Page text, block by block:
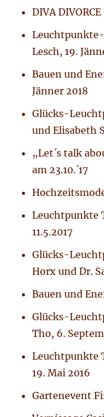
DIVA
Lesch, 19.
Bauen und
Jänner 2018
Glücks-
und Elisabeth
„Let´s talk
am 23.10.´17
Leuchtpunkte
11.5.2017
Glücks-
Horx und Dr.
Bauen und
Glücks-
Tho, 6.
Leuchtpunkte
19. Mai 2016
Gartenevent